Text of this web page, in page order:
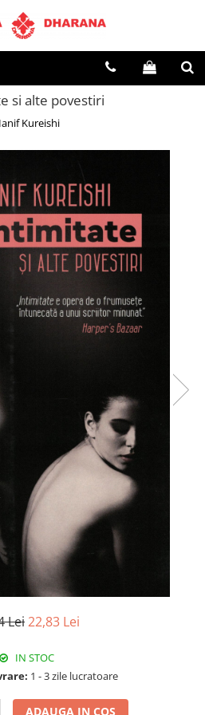
si alte povestiri
Kureishi
Lei22,83 Lei
IN STOC
1 - 3 zile lucratoare
ADAUGA IN COS